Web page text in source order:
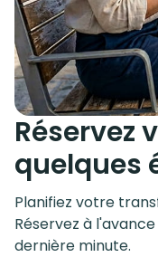
Réservez
quelques
Planifiez votre
Réservez à
dernière minute.